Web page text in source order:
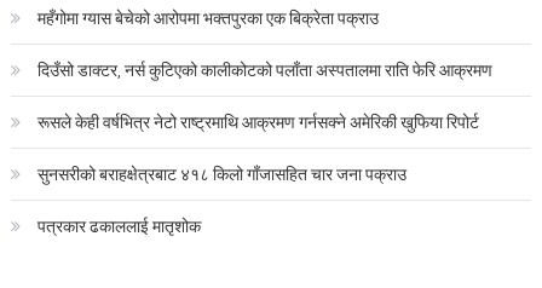
महँगोमा ग्यास बेचेको आरोपमा भक्तपुरका एक बिक्रेता पक्राउ
दिउँसो डाक्टर, नर्स कुटिएको कालीकोटको पलाँता अस्पतालमा राति फेरि आक्रमण
रूसले केही वर्षभित्र नेटो राष्ट्रमाथि आक्रमण गर्नसक्ने अमेरिकी खुफिया रिपोर्ट
सुनसरीको बराहक्षेत्रबाट ४१८ किलो गाँजासहित चार जना पक्राउ
पत्रकार ढकाललाई मातृशोक